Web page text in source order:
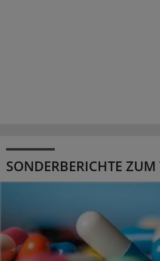
SONDERBERICHTE